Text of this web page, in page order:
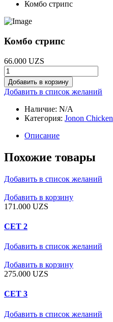
Комбо стрипс
Комбо стрипс
66.000 UZS
Комбо
стрипс
quantity
Добавить в корзину
Добавить в список желаний
Наличие: N/A
Категория: Jonon Chicken
Описание
Похожие товары
Добавить в список желаний
Добавить в корзину
171.000 UZS
СЕТ 2
Добавить в список желаний
Добавить в корзину
275.000 UZS
СЕТ 3
Добавить в список желаний